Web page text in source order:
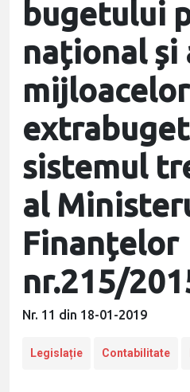
bugetului
național și
mijloacelor
sistemul
al
Finanțelor
nr.215/
Nr. 11 din 18-01-2019
Legislație Contabilitate